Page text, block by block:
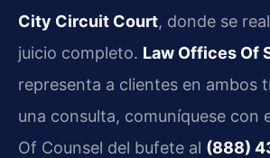
City Circuit Court, donde se
juicio completo. Law Offices Of
representa a clientes en ambos
una consulta, comuníquese con
Of Counsel del bufete al (888)